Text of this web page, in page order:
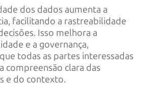
dos dados aumenta a
facilitando a rastreabilidade
Isso melhora a
e a governança,
todas as partes interessadas
compreensão clara das
e do contexto.